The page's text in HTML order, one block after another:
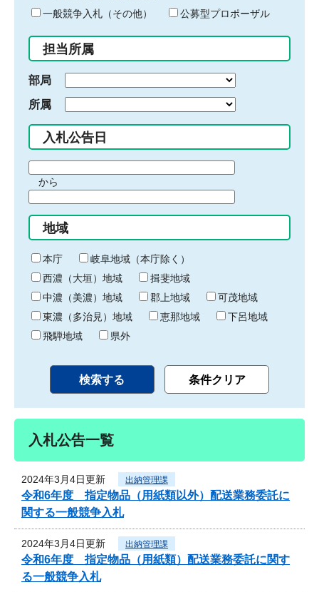
ド
入
力
一般競争入札（その他）
公募型プロポーザル
担当所属
部局
所属
入札公告日
間
始
り
から
間
終
わ
り
地域
本庁
岐阜地域（本庁除く）
西濃（大垣）地域
揖斐地域
中濃（美濃）地域
郡上地域
可茂地域
東濃（多治見）地域
恵那地域
下呂地域
飛騨地域
県外
入札公告一覧
2024年3月4日更新 出納管理課
令和6年度 指定物品（用紙類以外）配送業務委託に
関する一般競争入札
2024年3月4日更新 出納管理課
令和6年度 指定物品（用紙類）配送業務委託に関す
る一般競争入札